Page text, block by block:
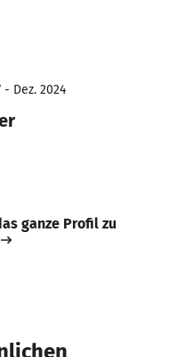
- Dez. 2024
ganze Profil zu